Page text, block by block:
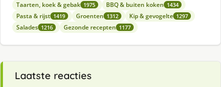
Taarten, koek & gebak 1975 BBQ & buiten koken 1434
Pasta & rijst 1419 Groenten 1312 Kip & gevogelte 1297
Salades 1216 Gezonde recepten 1177
Laatste reacties